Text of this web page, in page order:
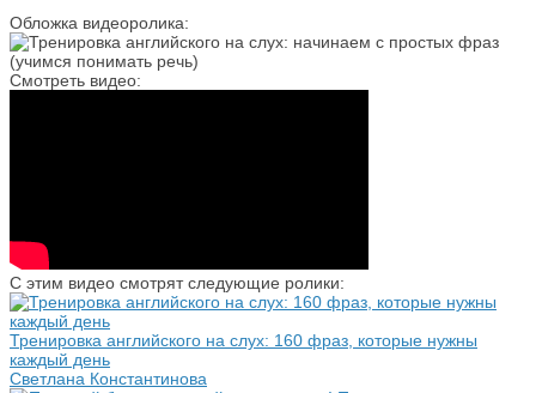
Обложка видеоролика:
Смотреть видео:
С этим видео смотрят следующие ролики:
Тренировка английского на слух: 160 фраз, которые нужны
каждый день
Светлана Константинова